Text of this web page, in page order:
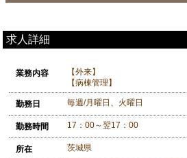
求人詳細
業務内容
【外来】
【病棟管理】
勤務日 毎週/月曜日、火曜日
勤務時間 17：00～翌17：00
所在 茨城県